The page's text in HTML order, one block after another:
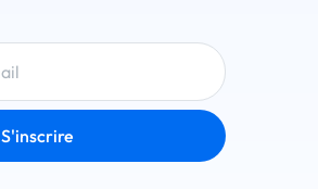
S'inscrire